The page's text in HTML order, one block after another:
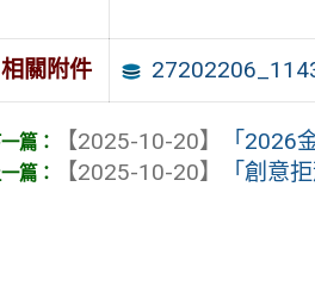
相關附件
【2025-10-20】
「2026
【2025-10-20】
「創意